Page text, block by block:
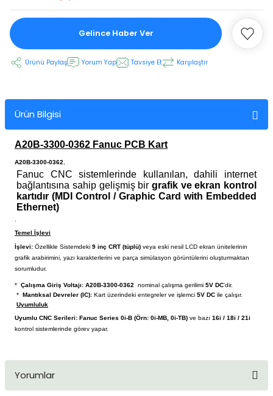
Yuvası
Kablo
Membranı
PLG Encoder
Gelince Haber Ver
Ürünü Paylaş Yorum Yap Tavsiye Et Karşılaştır
Ürün Bilgisi
A20B-3300-0362 Fanuc PCB Kart
A20B-3300-0362
Fanuc CNC sistemlerinde kullanılan, dahili internet
bağlantısına sahip gelişmiş bir grafik ve ekran kontrol
kartıdır (MDI Control / Graphic Card with Embedded
Ethernet)
.
Temel İşlevi
İşlevi: Özellikle Sistemdeki 9 inç CRT (tüplü) veya eski nesil LCD ekran ünitelerinin
grafik arabirimini, yazı karakterlerini ve parça simülasyon görüntülerini oluşturmaktan
sorumludur.
* Çalışma Giriş Voltajı: A20B-3300-0362 nominal çalışma gerilimi 5V DC'dir.
* Mantıksal Devreler (IC): Kart üzerindeki entegreler ve işlemci 5V DC ile çalışır.
Uyumluluk
Uyumlu CNC Serileri: Fanuc Series 0i-B (Örn: 0i-MB, 0i-TB) ve bazı 16i / 18i / 21i
kontrol sistemlerinde görev yapar.
Yorumlar